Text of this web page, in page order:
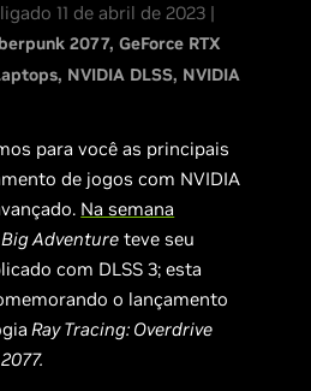
11 de abril de 2023 |
2077 GeForce RTX
NVIDIA DLSS NVIDIA
para você as principais
de jogos com NVIDIA
Na semana
Adventure teve seu
com DLSS 3; esta
o lançamento
Ray Tracing: Overdrive